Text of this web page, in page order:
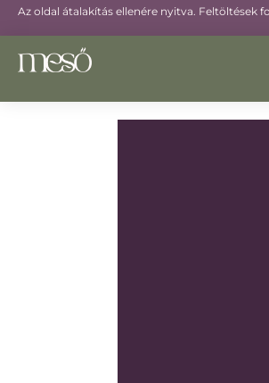
Az oldal átalakítás ellenére nyitva. Feltöltések